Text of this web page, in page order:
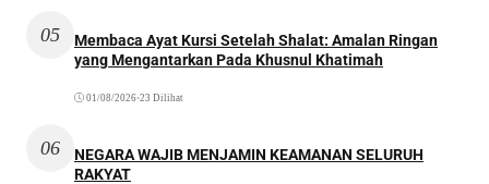
05
Membaca Ayat Kursi Setelah Shalat: Amalan Ringan
yang Mengantarkan Pada Khusnul Khatimah
01/08/2026•23 Dilihat
06
NEGARA WAJIB MENJAMIN KEAMANAN SELURUH
RAKYAT